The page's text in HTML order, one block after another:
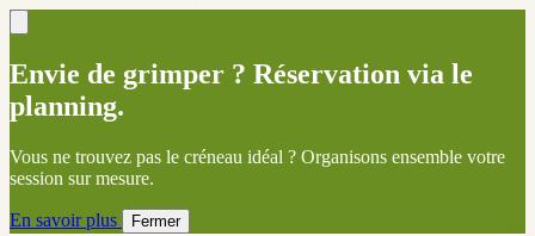
Envie de grimper ? Réservation via le
planning.
Vous ne trouvez pas le créneau idéal ? Organisons ensemble votre
session sur mesure.
En savoir plus Fermer